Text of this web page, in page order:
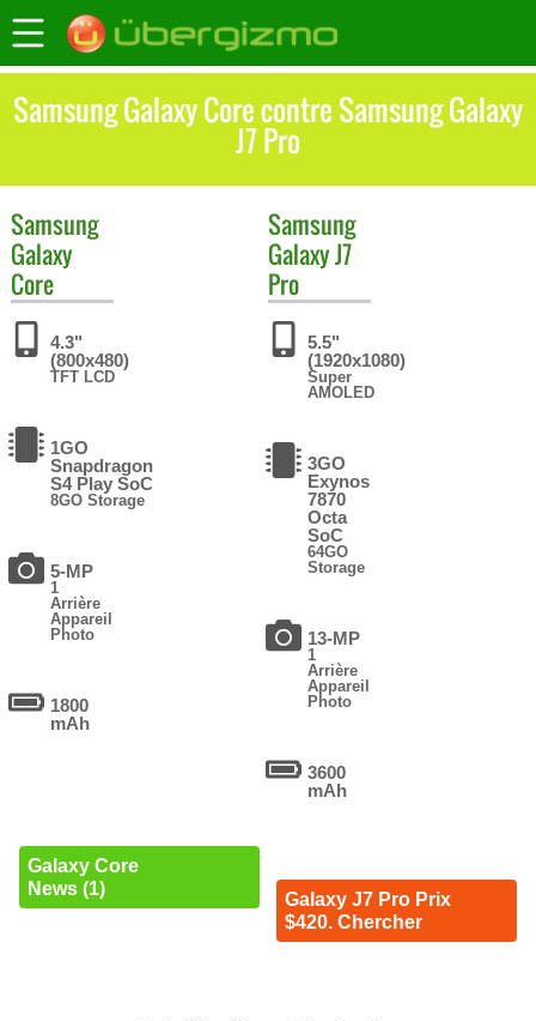
Samsung Galaxy Core contre Samsung Galaxy
J7 Pro
Samsung
Galaxy
Core
4.3"
(800x480)
TFT LCD
1GO
Snapdragon
S4 Play SoC
8GO Storage
5-MP
1
Arrière
Appareil
Photo
1800
mAh
Galaxy Core
News (1)
Samsung
Galaxy J7
Pro
5.5"
(1920x1080)
Super
AMOLED
3GO
Exynos
7870
Octa
SoC
64GO
Storage
13-MP
1
Arrière
Appareil
Photo
3600
mAh
Galaxy J7 Pro Prix
$420. Chercher